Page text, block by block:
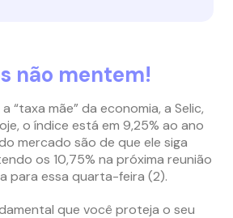
não mentem!
“taxa mãe” da economia, a Selic,
o índice está em 9,25% ao ano
mercado são de que ele siga
os 10,75% na próxima reunião
para essa quarta-feira (2).
que você proteja o seu